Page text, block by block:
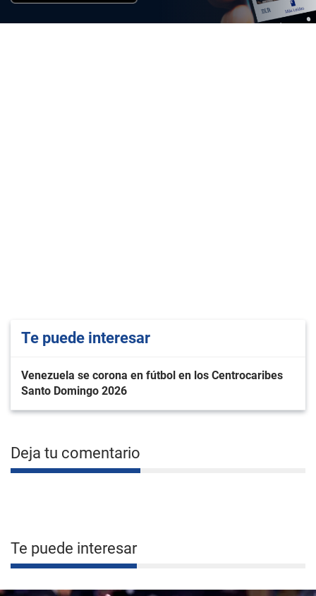
Te puede interesar
Venezuela se corona en fútbol en los Centrocaribes
Santo Domingo 2026
Deja tu comentario
Te puede interesar